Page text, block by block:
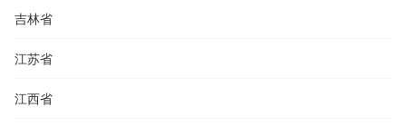
吉林省
江苏省
江西省